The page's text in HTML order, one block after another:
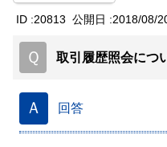
ID :20813 公開日 :2018/08/
Ｑ 取引履歴照会につ
Ａ 回答